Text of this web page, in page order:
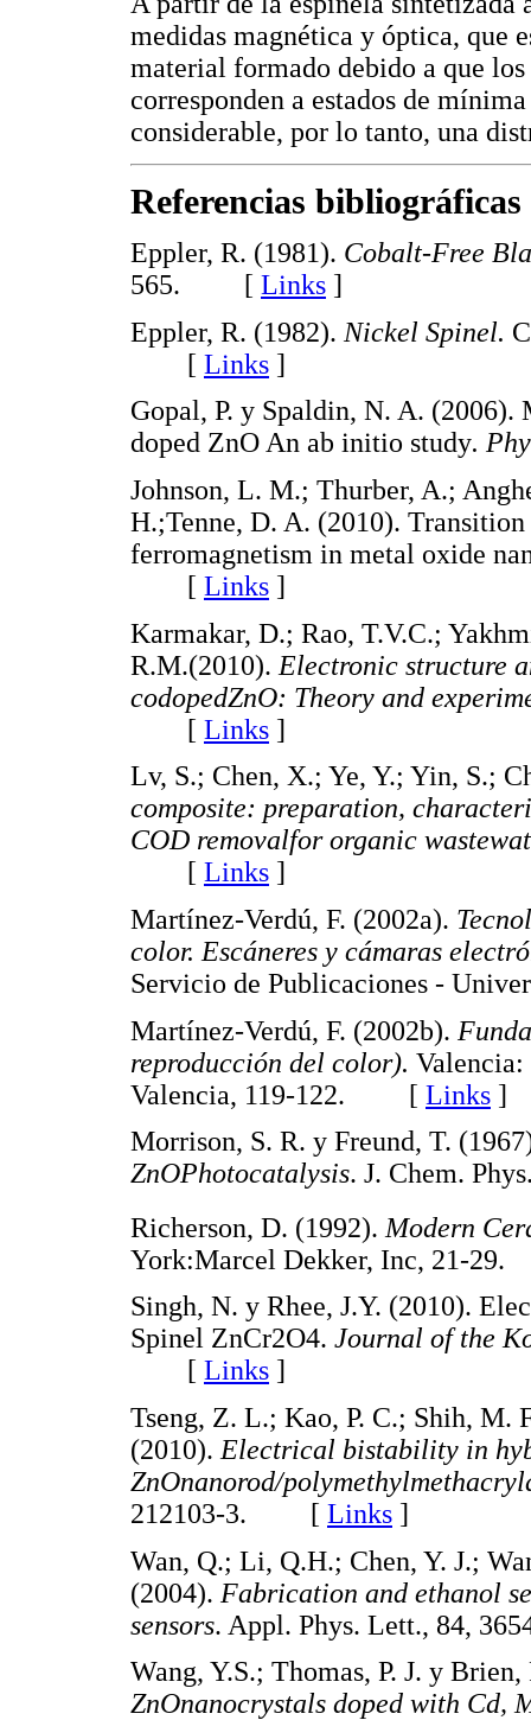
medidas magnética y óptica, que
material formado debido a que
corresponden a estados de
considerable, por lo tanto, una
Referencias bibliográficas
Eppler, R. (1981). Cobalt-Free
565. [ Links ]
Eppler, R. (1982). Nickel Spinel.
[ Links ]
Gopal, P. y Spaldin, N. A.
doped ZnO An ab initio study.
Johnson, L. M.; Thurber, A.;
H.;Tenne, D. A. (2010).
ferromagnetism in metal oxide
[ Links ]
Karmakar, D.; Rao, T.V.C.;
R.M.(2010). Electronic structure
codopedZnO: Theory and
[ Links ]
Lv, S.; Chen, X.; Ye, Y.; Yin, S.;
composite: preparation,
COD removalfor organic
[ Links ]
Martínez-Verdú, F. (2002a).
color. Escáneres y cámaras
Servicio de Publicaciones -
Martínez-Verdú, F. (2002b).
reproducción del color).
Valencia, 119-122. [ Links ]
Morrison, S. R. y Freund, T.
ZnOPhotocatalysis. J. Chem.
Richerson, D. (1992). Modern
York:Marcel Dekker, Inc,
Singh, N. y Rhee, J.Y. (2010).
Spinel ZnCr2O4. Journal of the
[ Links ]
Tseng, Z. L.; Kao, P. C.; Shih, M.
(2010). Electrical bistability in
ZnOnanorod/
212103-3. [ Links ]
Wan, Q.; Li, Q.H.; Chen, Y. J.;
(2004). Fabrication and ethanol
sensors. Appl. Phys. Lett., 84,
Wang, Y.S.; Thomas, P. J. y
ZnOnanocrystals doped with Cd,